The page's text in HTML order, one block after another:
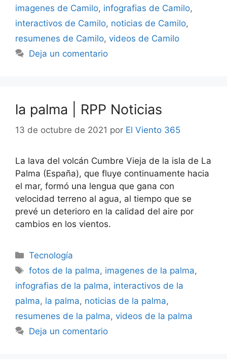
imagenes de Camilo, infografias de Camilo,
interactivos de Camilo, noticias de Camilo,
resumenes de Camilo, videos de Camilo
Deja un comentario
la palma | RPP Noticias
13 de octubre de 2021 por El Viento 365
La lava del volcán Cumbre Vieja de la isla de La
Palma (España), que fluye continuamente hacia
el mar, formó una lengua que gana con
velocidad terreno al agua, al tiempo que se
prevé un deterioro en la calidad del aire por
cambios en los vientos.
Categorías
Tecnología
Etiquetas
fotos de la palma, imagenes de la palma,
infografias de la palma, interactivos de la
palma, la palma, noticias de la palma,
resumenes de la palma, videos de la palma
Deja un comentario